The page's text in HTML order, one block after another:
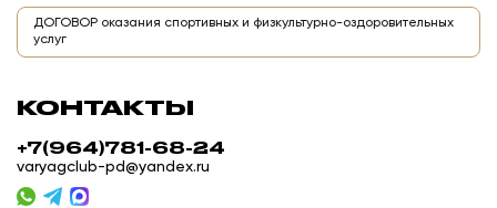
ДОГОВОР оказания спортивных и физкультурно-оздоровительных
услуг
КОНТАКТЫ
+7(964)781-68-24
varyagclub-pd@yandex.ru